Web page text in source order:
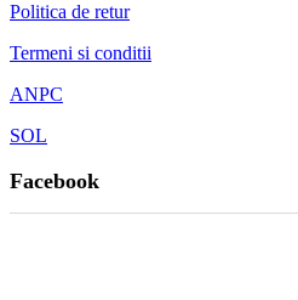
Politica de retur
Termeni si conditii
ANPC
SOL
Facebook